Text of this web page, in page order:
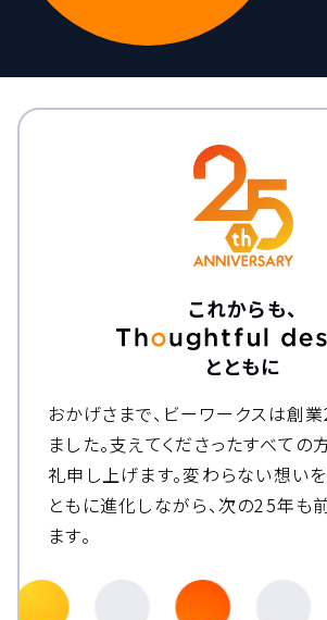
これからも、
とともに
おかげさまで、ビーワークスは創
ました。支えてくださったすべての
礼申し上げます。変わらない想い
ともに進化しながら、次の25年も
ます。